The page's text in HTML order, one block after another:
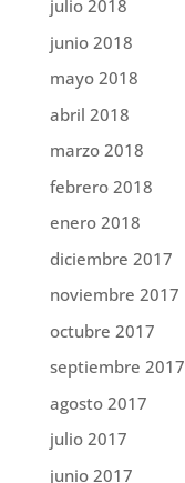
julio 2018
junio 2018
mayo 2018
abril 2018
marzo 2018
febrero 2018
enero 2018
diciembre 2017
noviembre 2017
octubre 2017
septiembre 2017
agosto 2017
julio 2017
junio 2017